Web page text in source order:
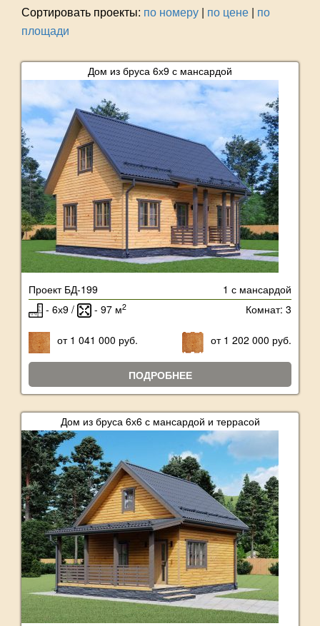
Сортировать проекты: по номеру | по цене | по
площади
Дом из бруса 6х9 с мансардой
Проект БД-199
1 с мансардой
- 6х9 /
- 97 м2 Комнат: 3
от 1 041 000 руб. от 1 202 000 руб.
ПОДРОБНЕЕ
Дом из бруса 6х6 с мансардой и террасой